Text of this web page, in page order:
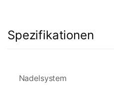
Spezifikationen
Nadelsystem